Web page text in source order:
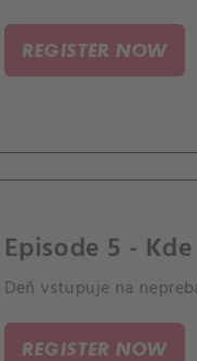
REGISTER NOW
Episode 5 -
Deň vstupuje na
REGISTER NOW